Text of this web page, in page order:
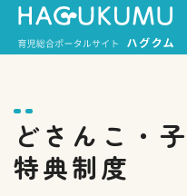
どさんこ・
特典制度